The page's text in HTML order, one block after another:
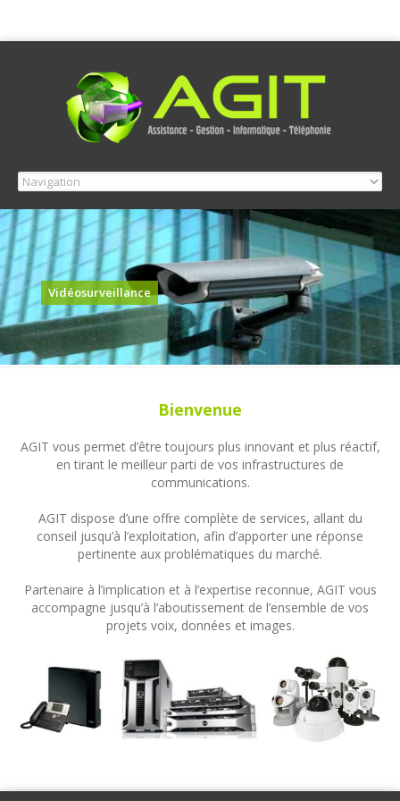
Vidéosurveillance
Bienvenue
AGIT vous permet d’être toujours plus innovant et plus réactif,
en tirant le meilleur parti de vos infrastructures de
communications.
AGIT dispose d’une offre complète de services, allant du
conseil jusqu’à l’exploitation, afin d’apporter une réponse
pertinente aux problématiques du marché.
Partenaire à l’implication et à l’expertise reconnue, AGIT vous
accompagne jusqu’à l’aboutissement de l’ensemble de vos
projets voix, données et images.